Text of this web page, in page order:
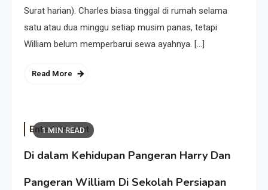
Surat harian). Charles biasa tinggal di rumah selama
satu atau dua minggu setiap musim panas, tetapi
William belum memperbarui sewa ayahnya. […]
Read More
1 MIN READ
Entertainment
Di dalam Kehidupan Pangeran Harry Dan
Pangeran William Di Sekolah Persiapan